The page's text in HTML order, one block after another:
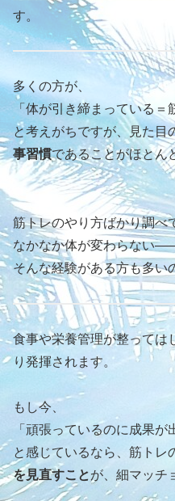
す。
多くの方が、
「体が引き締まっている＝
と考えがちですが、見た目
事習慣であることがほとん
筋トレのやり方ばかり調べ
なかなか体が変わらない
そんな経験がある方も多い
食事や栄養管理が整っては
り発揮されます。
もし今、
「頑張っているのに成果が
と感じているなら、筋トレ
を見直すことが、細マッチ